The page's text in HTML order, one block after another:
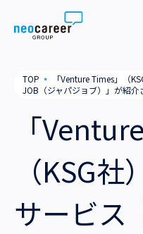
Skip to content
私たちの考え方
就労支援
業務支援
会社概要
役員一覧
TOP ▪
「Venture Times」（
JOB（ジャパジョブ）」が紹介
「
（KSG
サービス